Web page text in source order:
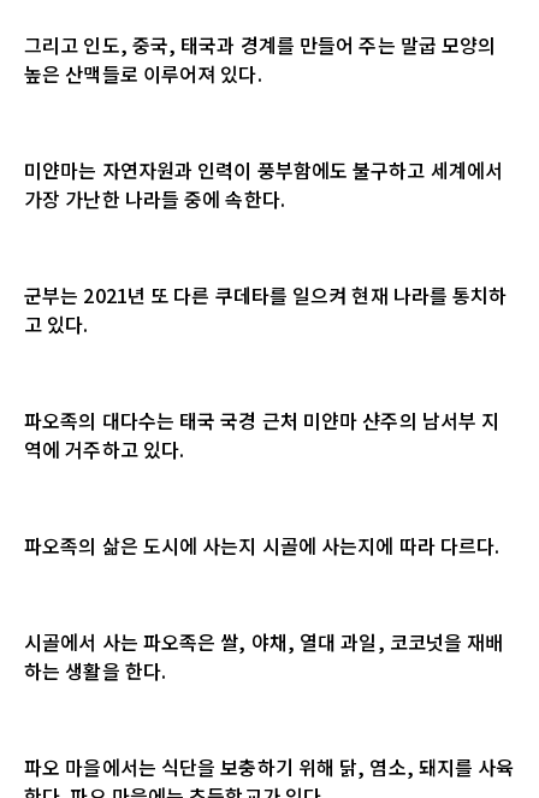
그리고 인도, 중국, 태국과 경계를 만들어 주는 말굽 모양의
높은 산맥들로 이루어져 있다.
미얀마는 자연자원과 인력이 풍부함에도 불구하고 세계에서
가장 가난한 나라들 중에 속한다.
군부는 2021년 또 다른 쿠데타를 일으켜 현재 나라를 통치하
고 있다.
파오족의 대다수는 태국 국경 근처 미얀마 샨주의 남서부 지
역에 거주하고 있다.
파오족의 삶은 도시에 사는지 시골에 사는지에 따라 다르다.
시골에서 사는 파오족은 쌀, 야채, 열대 과일, 코코넛을 재배
하는 생활을 한다.
파오 마을에서는 식단을 보충하기 위해 닭, 염소, 돼지를 사육